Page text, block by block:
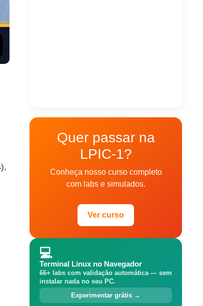
Quer passar na
LPIC-1?
Conheça nosso curso completo
com labs e simulados.
Ver curso
💻
Terminal Linux no Navegador
66+ labs com validação automática — sem
instalar nada no seu PC.
Experimentar grátis →